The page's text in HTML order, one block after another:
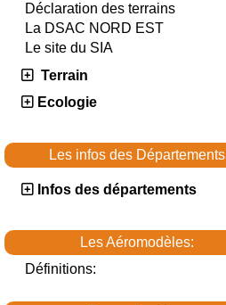
Déclaration des terrains
La DSAC NORD EST
Le site du SIA
Terrain
Ecologie
Les infos des Départements
Infos des départements
Les Aéromodèles:
Définitions: